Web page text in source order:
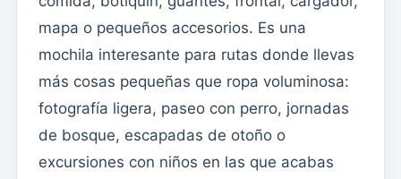
mapa o pequeños accesorios. Es una
mochila interesante para rutas donde llevas
más cosas pequeñas que ropa voluminosa:
fotografía ligera, paseo con perro, jornadas
de bosque, escapadas de otoño o
excursiones con niños en las que acabas